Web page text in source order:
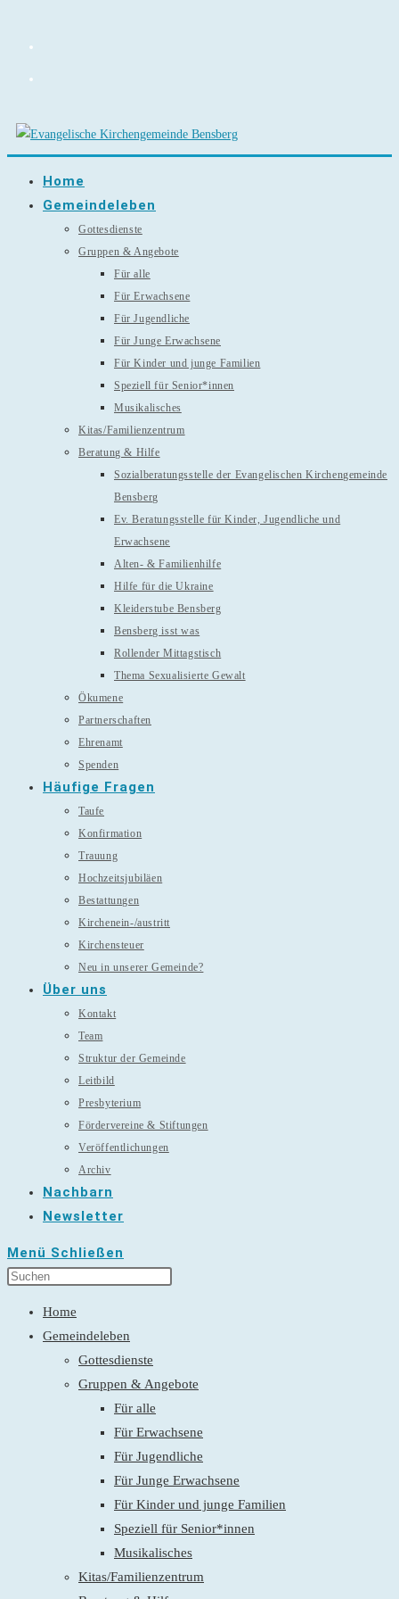
Home
Gemeindeleben
Gottesdienste
Gruppen & Angebote
Für alle
Für Erwachsene
Für Jugendliche
Für Junge Erwachsene
Für Kinder und junge Familien
Speziell für Senior*innen
Musikalisches
Kitas/Familienzentrum
Beratung & Hilfe
Sozialberatungsstelle der Evangelischen Kirchengemeinde
Bensberg
Ev. Beratungsstelle für Kinder, Jugendliche und
Erwachsene
Alten- & Familienhilfe
Hilfe für die Ukraine
Kleiderstube Bensberg
Bensberg isst was
Rollender Mittagstisch
Thema Sexualisierte Gewalt
Ökumene
Partnerschaften
Ehrenamt
Spenden
Häufige Fragen
Taufe
Konfirmation
Trauung
Hochzeitsjubiläen
Bestattungen
Kirchenein-/austritt
Kirchensteuer
Neu in unserer Gemeinde?
Über uns
Kontakt
Team
Struktur der Gemeinde
Leitbild
Presbyterium
Fördervereine & Stiftungen
Veröffentlichungen
Archiv
Nachbarn
Newsletter
Menü Schließen
Home
Gemeindeleben
Gottesdienste
Gruppen & Angebote
Für alle
Für Erwachsene
Für Jugendliche
Für Junge Erwachsene
Für Kinder und junge Familien
Speziell für Senior*innen
Musikalisches
Kitas/Familienzentrum